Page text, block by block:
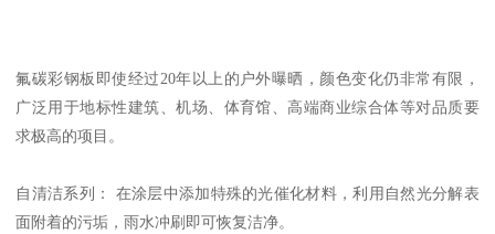
氟碳彩钢板即使经过20年以上的户外曝晒，颜色变化仍非常有限，
广泛用于地标性建筑、机场、体育馆、高端商业综合体等对品质要
求极高的项目。
自清洁系列： 在涂层中添加特殊的光催化材料，利用自然光分解表
面附着的污垢，雨水冲刷即可恢复洁净。